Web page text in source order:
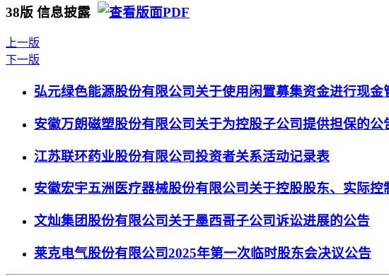
38版 信息披露
上一版
下一版
弘元绿色能源股份有限公司关于使用闲置募集资金进行现金
安徽万朗磁塑股份有限公司关于为控股子公司提供担保的公
江苏联环药业股份有限公司投资者关系活动记录表
安徽宏宇五洲医疗器械股份有限公司关于控股股东、实际
文灿集团股份有限公司关于墨西哥子公司诉讼进展的公告
莱克电气股份有限公司2025年第一次临时股东会决议公告